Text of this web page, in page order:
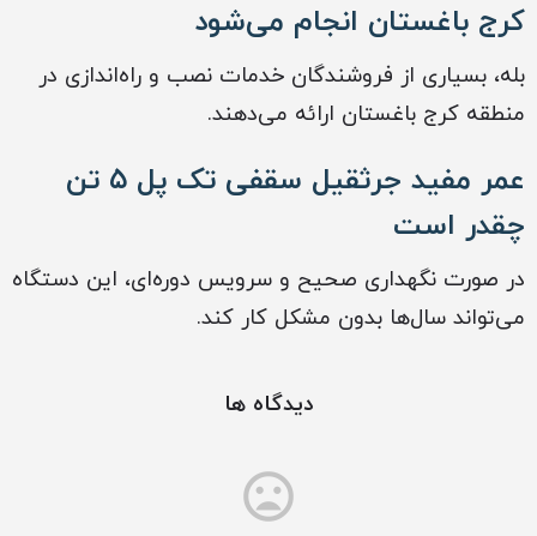
کرج باغستان انجام می‌شود
بله، بسیاری از فروشندگان خدمات نصب و راه‌اندازی در
منطقه کرج باغستان ارائه می‌دهند.
عمر مفید جرثقیل سقفی تک پل ۵ تن
چقدر است
در صورت نگهداری صحیح و سرویس دوره‌ای، این دستگاه
می‌تواند سال‌ها بدون مشکل کار کند.
دیدگاه ها